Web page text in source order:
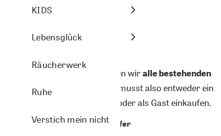
Zubehör und DIY
Themenwelten
KIDS
Lebensglück
Räucherwerk
Ruhe
Verstich mein nicht
Aus Sicherheitsgründen haben wiralle bestehenden
Kundenkonten
. Du musst also entweder ein
neues Kundenkonto anlegen oder als Gast einkaufen.
Fachkunden und Wiederverkäufer